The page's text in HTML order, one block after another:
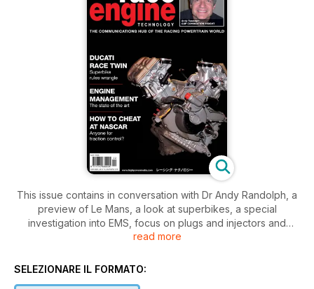
This issue contains in conversation with Dr Andy Randolph, a
preview of Le Mans, a look at superbikes, a special
investigation into EMS, focus on plugs and injectors and
rolling element bearings and fluid film bearings, an insight into
Race Retro Expo, a look at the Grand Am engine builders, a
read more
SELEZIONARE IL FORMATO: